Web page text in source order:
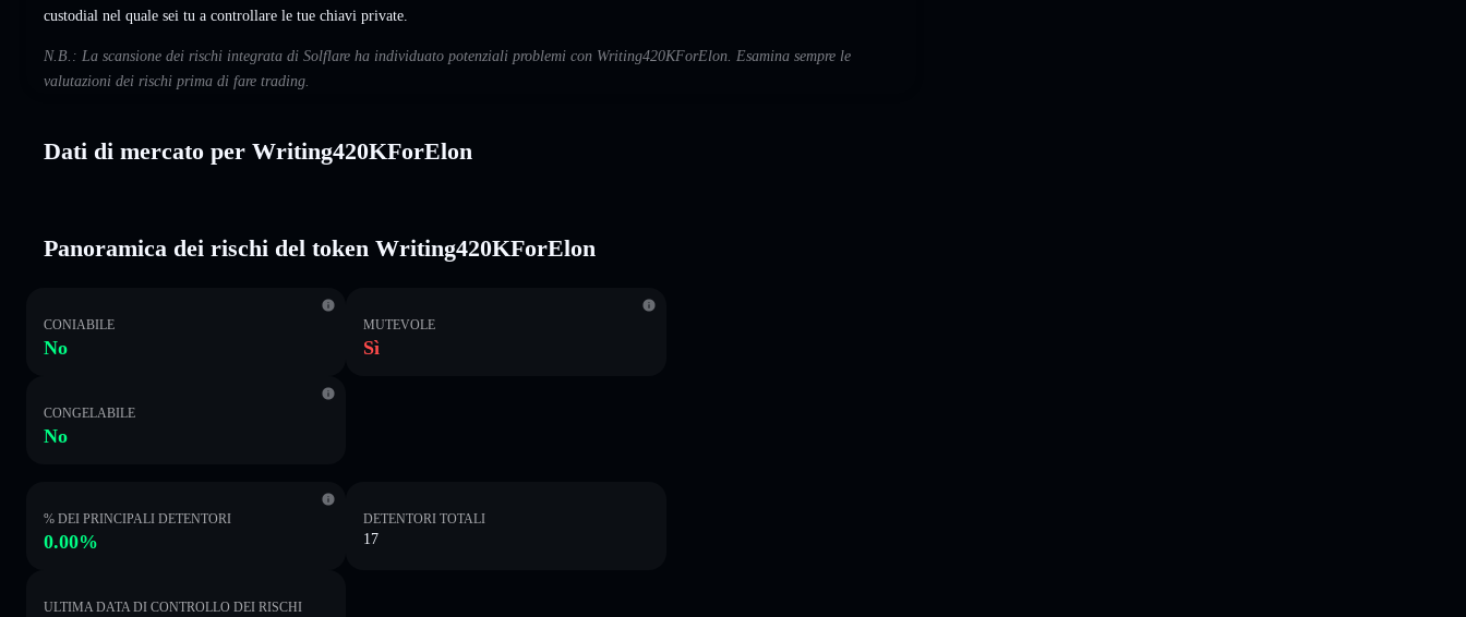
custodial nel quale sei tu a controllare le tue chiavi private.
N.B.: La scansione dei rischi integrata di Solflare ha individuato potenziali problemi con Writing420KForElon. Esamina sempre le
valutazioni dei rischi prima di fare trading.
Dati di mercato per Writing420KForElon
Panoramica dei rischi del token Writing420KForElon
CONIABILE
No
MUTEVOLE
Sì
CONGELABILE
No
% DEI PRINCIPALI DETENTORI
0.00%
DETENTORI TOTALI
17
ULTIMA DATA DI CONTROLLO DEI RISCHI